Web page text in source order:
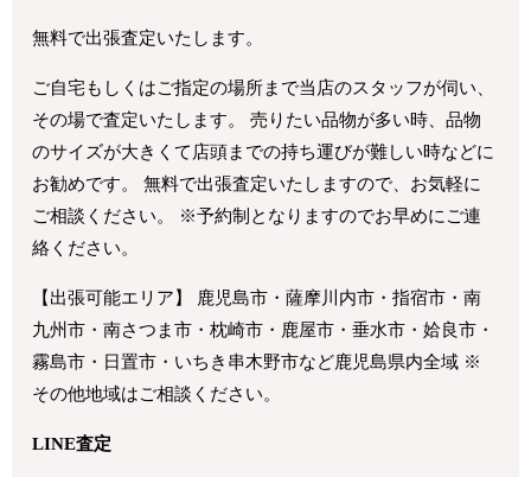
無料で出張査定いたします。
ご自宅もしくはご指定の場所まで当店のスタッフが伺い、
その場で査定いたします。 売りたい品物が多い時、品物
のサイズが大きくて店頭までの持ち運びが難しい時などに
お勧めです。 無料で出張査定いたしますので、お気軽に
ご相談ください。 ※予約制となりますのでお早めにご連
絡ください。
【出張可能エリア】 鹿児島市・薩摩川内市・指宿市・南
九州市・南さつま市・枕崎市・鹿屋市・垂水市・姶良市・
霧島市・日置市・いちき串木野市など鹿児島県内全域 ※
その他地域はご相談ください。
LINE査定